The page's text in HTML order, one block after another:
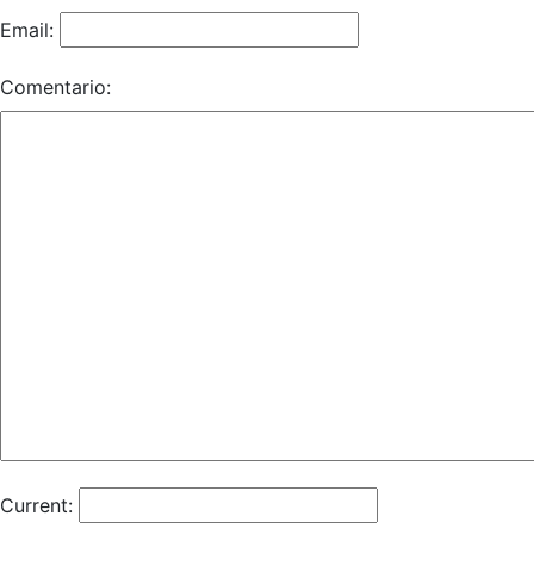
Email:
Comentario:
Current: